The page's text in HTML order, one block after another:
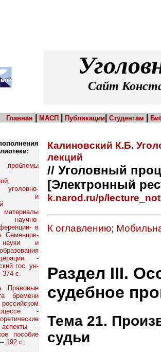
Сайт
Главная МАСП Публикации Студентам
уголовно-
и
научно-
в
Семенцов-
науки и
-
гос. ун-
374 с.
Правовые
бремени
-
-
пособие
192 с.
Калиновский К.Б.
лекций
// Уголовный
[Электронный
k.narod.ru/p/
К оглавлению;
Раздел III.
судебное
Тема 21.
судьи